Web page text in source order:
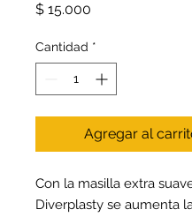
$ 15.000
Cantidad *
Agregar al
Con la masilla extra
Diverplasty se aumenta